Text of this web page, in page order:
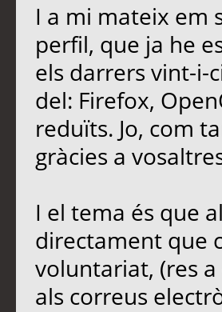
I a mi mateix em
perfil, que ja he
els darrers vint-i-
del: Firefox,
reduïts. Jo, com
gràcies a
I el tema és que
directament que
voluntariat, (res
als correus